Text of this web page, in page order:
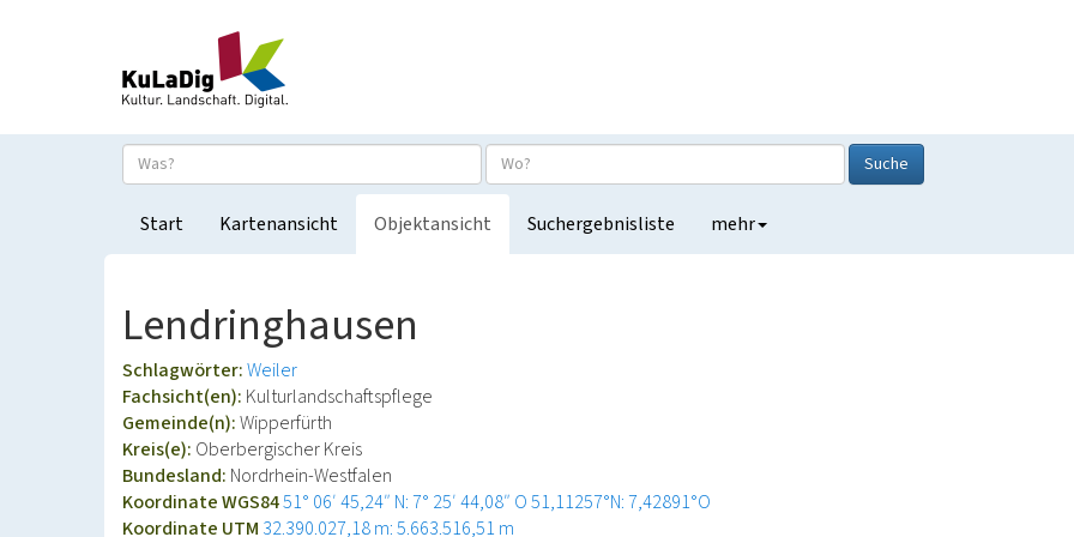
Suche
Start Kartenansicht Objektansicht Suchergebnisliste mehr
Lendringhausen
Schlagwörter:Weiler
Fachsicht(en): Kulturlandschaftspflege
Gemeinde(n):Wipperfürth
Kreis(e): Oberbergischer Kreis
Bundesland: Nordrhein-Westfalen
Koordinate WGS8451° 06′ 45,24″ N: 7° 25′ 44,08″ O51,11257°N: 7,42891°O
Koordinate UTM 32.390.027,18 m: 5.663.516,51 m